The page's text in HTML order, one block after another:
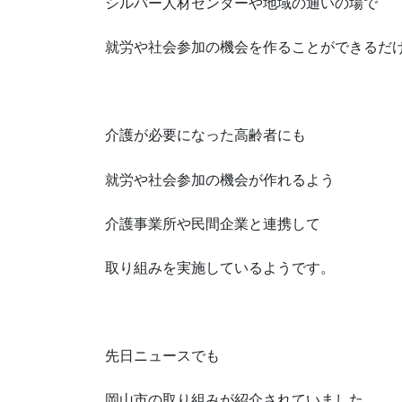
就労や社会参加の機会を作ることができるだ
介護が必要になった高齢者にも
就労や社会参加の機会が作れるよう
介護事業所や民間企業と連携して
取り組みを実施しているようです。
先日ニュースでも